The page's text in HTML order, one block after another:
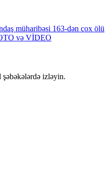
müharibəsi 163-dən çox ölü
və VİDEO
izləyin.